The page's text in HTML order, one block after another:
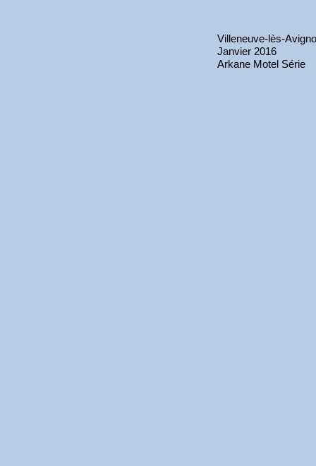
Villeneuve-lès-
Janvier 2016
Arkane Motel Série